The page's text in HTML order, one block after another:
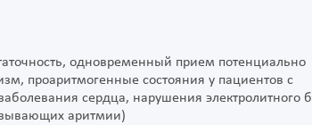
одновременный прием потенциально
проаритмогенные состояния у пациентов с
сердца, нарушения электролитного
аритмии)